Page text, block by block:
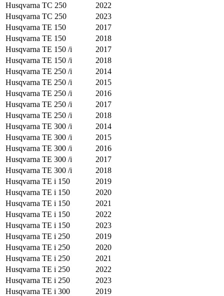
Husqvarna TC 250
2022
Husqvarna TC 250
2023
Husqvarna TE 150
2017
Husqvarna TE 150
2018
Husqvarna TE 150 /i
2017
Husqvarna TE 150 /i
2018
Husqvarna TE 250 /i
2014
Husqvarna TE 250 /i
2015
Husqvarna TE 250 /i
2016
Husqvarna TE 250 /i
2017
Husqvarna TE 250 /i
2018
Husqvarna TE 300 /i
2014
Husqvarna TE 300 /i
2015
Husqvarna TE 300 /i
2016
Husqvarna TE 300 /i
2017
Husqvarna TE 300 /i
2018
Husqvarna TE i 150
2019
Husqvarna TE i 150
2020
Husqvarna TE i 150
2021
Husqvarna TE i 150
2022
Husqvarna TE i 150
2023
Husqvarna TE i 250
2019
Husqvarna TE i 250
2020
Husqvarna TE i 250
2021
Husqvarna TE i 250
2022
Husqvarna TE i 250
2023
Husqvarna TE i 300
2019